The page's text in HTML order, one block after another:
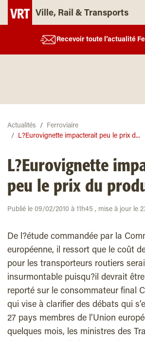
Ville, Rail & Transports
Recevoir toute l’actualité
Actualités
Ferroviaire
L?Eurovignette impacterait peu le prix d...
L?Eurovignette
peu le prix du
Publié le 09/02/2010 à 11h45 , mise à jour le
De l?étude commandée par la
européenne, il ressort que le coût
pour les transporteurs routiers
insurmontable puisqu?il devrait
reporté sur le consommateur final
qui vise à clarifier des débats qui
27 pays membres de l’Union
quelques mois, les ministres des